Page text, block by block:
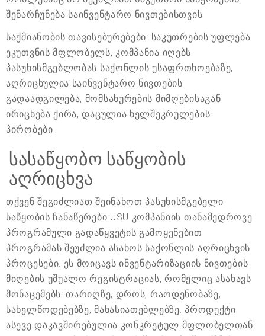
შენარჩუნება საინვენტარო ნივთებისთვის.
საქმიანობის თავისებურებები: საკუთრების უფლება
ეკუთვნის მფლობელს, კომპანია იღებს
პასუხისმგებლობას საქონლის უსაფრთხოებაზე,
აღრიცხულია საინვენტარო ნივთების
გადაადგილება, მომსახურების მიმღებისაგან
ირიცხება ქირა, დაცულია ხელშეკრულების
პირობები.
სასაწყობო საწყობის
აღრიცხვა
თქვენ შეგიძლიათ შეინახოთ პასუხისმგებელი
საწყობის ჩანაწერები USU კომპანიის თანამედროვე
პროგრამული გადაწყვეტის გამოყენებით.
პროგრამას შეუძლია ასახოს საქონლის აღრიცხვის
პროცესები. ეს მოიცავს ინვენტარიზაციის ნივთების
მიღების უშუალო რეგისტრაციას, რომელიც ასახავს
მონაცემებს: თარიღზე, დროს, რაოდენობაზე,
სახელწოდებებზე, მახასიათებლებზე. პროდუქტი
ასევე დაკავშირებულია კონკრეტულ მფლობელთან.